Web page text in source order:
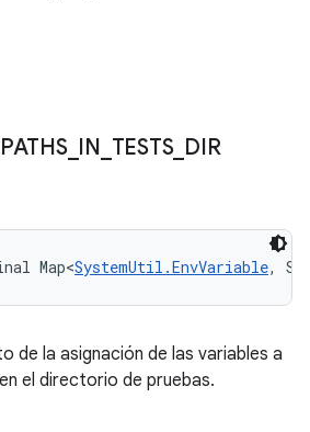
PATHS_ IN TESTS_ DIR
Map<SystemUtil.EnvVariable,
de la asignación de las variables a
el directorio de pruebas.